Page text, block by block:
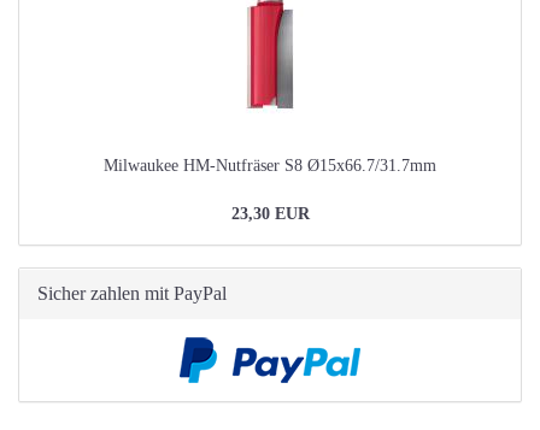
Milwaukee HM-Nutfräser S8 Ø15x66.7/31.7mm
23,30 EUR
Sicher zahlen mit PayPal